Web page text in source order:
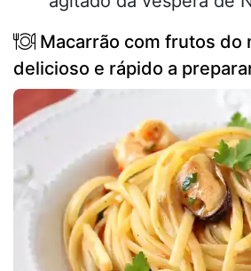
Macarrão com frutos do
delicioso e rápido a